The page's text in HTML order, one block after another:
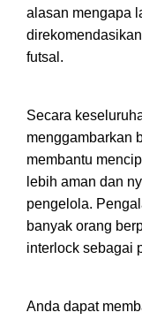
alasan mengapa
futsal.
Secara
menggambarkan
membantu
lebih aman dan
pengelola.
banyak orang
interlock sebagai
Anda dapat